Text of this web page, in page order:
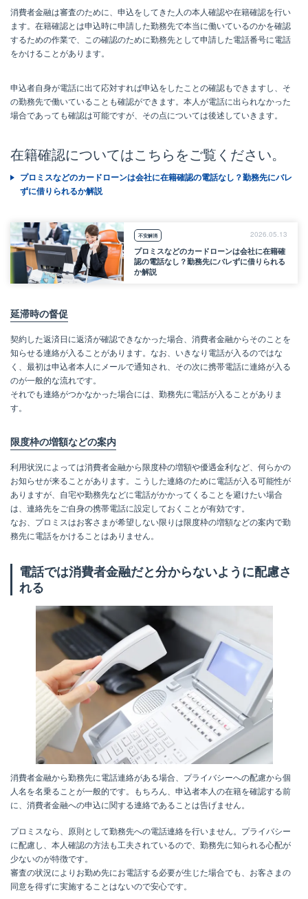
消費者金融は審査のために、申込をしてきた人の本人確認や在籍確認を行い
ます。在籍確認とは申込時に申請した勤務先で本当に働いているのかを確認
するための作業で、この確認のために勤務先として申請した電話番号に電話
をかけることがあります。
申込者自身が電話に出て応対すれば申込をしたことの確認もできますし、そ
の勤務先で働いていることも確認ができます。本人が電話に出られなかった
場合であっても確認は可能ですが、その点については後述していきます。
在籍確認についてはこちらをご覧ください。
プロミスなどのカードローンは会社に在籍確認の電話なし？勤務先にバレ
ずに借りられるか解説
不安解消 2026.05.13
プロミスなどのカードローンは会社に在籍確
認の電話なし？勤務先にバレずに借りられる
か解説
延滞時の督促
契約した返済日に返済が確認できなかった場合、消費者金融からそのことを
知らせる連絡が入ることがあります。なお、いきなり電話が入るのではな
く、最初は申込者本人にメールで通知され、その次に携帯電話に連絡が入る
のが一般的な流れです。
それでも連絡がつかなかった場合には、勤務先に電話が入ることがありま
す。
限度枠の増額などの案内
利用状況によっては消費者金融から限度枠の増額や優遇金利など、何らかの
お知らせが来ることがあります。こうした連絡のために電話が入る可能性が
ありますが、自宅や勤務先などに電話がかかってくることを避けたい場合
は、連絡先をご自身の携帯電話に設定しておくことが有効です。
なお、プロミスはお客さまが希望しない限りは限度枠の増額などの案内で勤
務先に電話をかけることはありません。
電話では消費者金融だと分からないように配慮さ
れる
消費者金融から勤務先に電話連絡がある場合、プライバシーへの配慮から個
人名を名乗ることが一般的です。もちろん、申込者本人の在籍を確認する前
に、消費者金融への申込に関する連絡であることは告げません。
プロミスなら、原則として勤務先への電話連絡を行いません。プライバシー
に配慮し、本人確認の方法も工夫されているので、勤務先に知られる心配が
少ないのが特徴です。
審査の状況によりお勤め先にお電話する必要が生じた場合でも、お客さまの
同意を得ずに実施することはないので安心です。